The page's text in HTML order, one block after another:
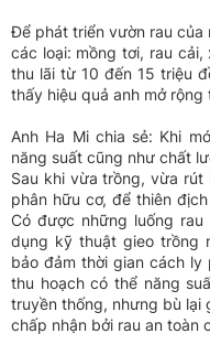
Để phát triển vườn rau của
các loại: mồng tơi, rau
thu lãi từ 10 đến 15 triệu
thấy hiệu quả anh mở rộng
Anh Ha Mi chia sẻ: Khi
năng suất cũng như chất
Sau khi vừa trồng, vừa rút
phân hữu cơ, để thiên
Có được những luống
dụng kỹ thuật gieo trồng
bảo đảm thời gian cách
thu hoạch có thể năng
truyền thống, nhưng bù lại
chấp nhận bởi rau an toàn